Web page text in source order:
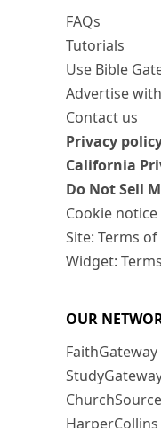
FAQs
Tutorials
Use Bible
Advertise
Contact us
Privacy
California
Do Not Sell
Cookie notice
Site: Terms of
Widget:
OUR
FaithGateway
ChurchSource